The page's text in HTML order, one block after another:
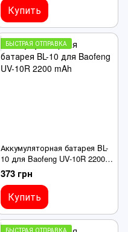
Купить
БЫСТРАЯ ОТПРАВКА
Аккумуляторная батарея BL-
10 для Baofeng UV-10R 2200
mAh
373 грн
Купить
БЫСТРАЯ ОТПРАВКА